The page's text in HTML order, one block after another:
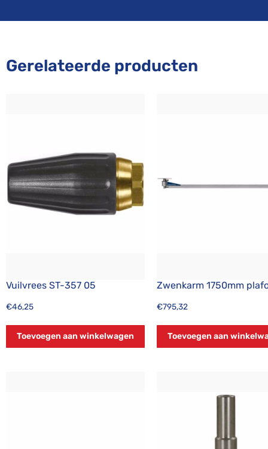
Gerelateerde producten
Vuilvrees ST-357 05
€46,25
Toevoegen aan winkelwagen
Zwenkarm 1750mm
€795,32
Toevoegen aan